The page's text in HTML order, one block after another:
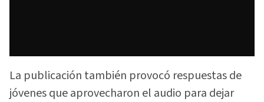
La publicación también provocó respuestas de
jóvenes que aprovecharon el audio para dejar